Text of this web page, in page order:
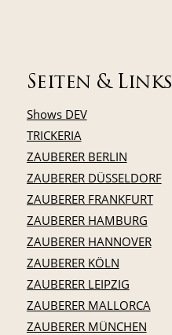
Seiten & Links
Shows DEV
TRICKERIA
ZAUBERER BERLIN
ZAUBERER DÜSSELDORF
ZAUBERER FRANKFURT
ZAUBERER HAMBURG
ZAUBERER HANNOVER
ZAUBERER KÖLN
ZAUBERER LEIPZIG
ZAUBERER MALLORCA
ZAUBERER MÜNCHEN